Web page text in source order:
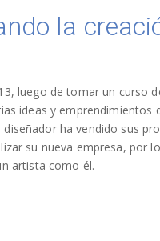
la
luego de tomar un curso
ideas y emprendimientos
diseñador ha vendido sus
su nueva empresa, por
artista como él.